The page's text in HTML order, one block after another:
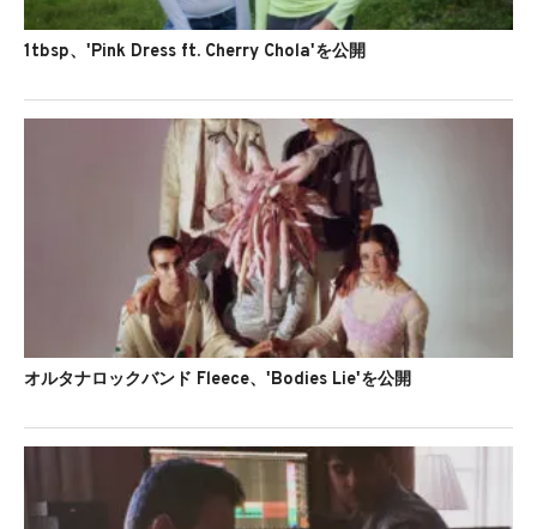
1tbsp、'Pink Dress ft. Cherry Chola'を公開
オルタナロックバンド Fleece、'Bodies Lie'を公開